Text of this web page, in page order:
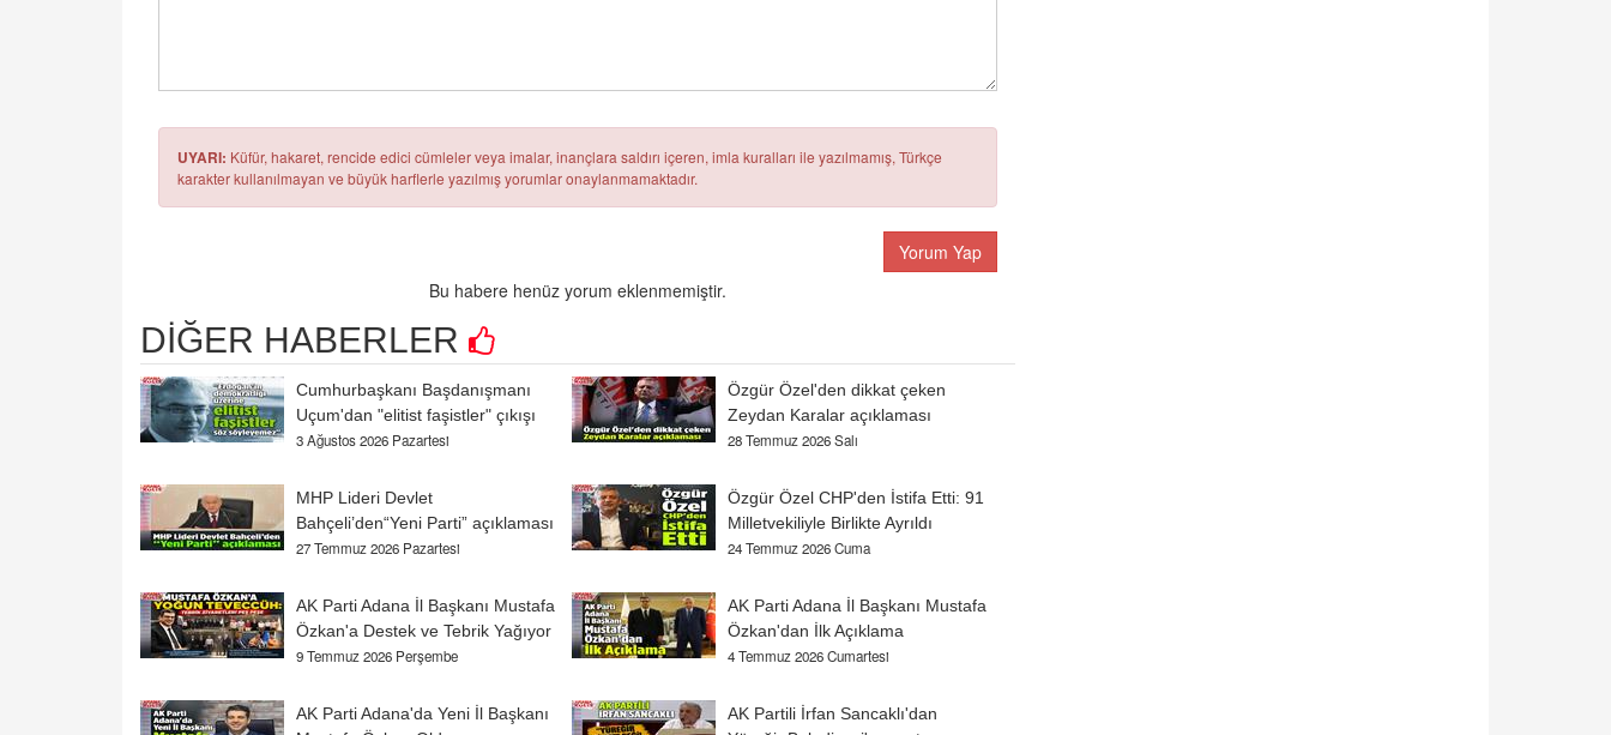
UYARI: Küfür, hakaret, rencide edici cümleler veya imalar, inançlara saldırı içeren, imla kuralları ile yazılmamış, Türkçe
karakter kullanılmayan ve büyük harflerle yazılmış yorumlar onaylanmamaktadır.
Yorum Yap
Bu habere henüz yorum eklenmemiştir.
DİĞER HABERLER
Cumhurbaşkanı Başdanışmanı
Uçum'dan "elitist faşistler" çıkışı
3 Ağustos 2026 Pazartesi
Özgür Özel'den dikkat çeken
Zeydan Karalar açıklaması
28 Temmuz 2026 Salı
MHP Lideri Devlet
Bahçeli’den“Yeni Parti” açıklaması
27 Temmuz 2026 Pazartesi
Özgür Özel CHP'den İstifa Etti: 91
Milletvekiliyle Birlikte Ayrıldı
24 Temmuz 2026 Cuma
AK Parti Adana İl Başkanı Mustafa
Özkan'a Destek ve Tebrik Yağıyor
9 Temmuz 2026 Perşembe
AK Parti Adana İl Başkanı Mustafa
Özkan'dan İlk Açıklama
4 Temmuz 2026 Cumartesi
AK Parti Adana'da Yeni İl Başkanı
AK Partili İrfan Sancaklı'dan